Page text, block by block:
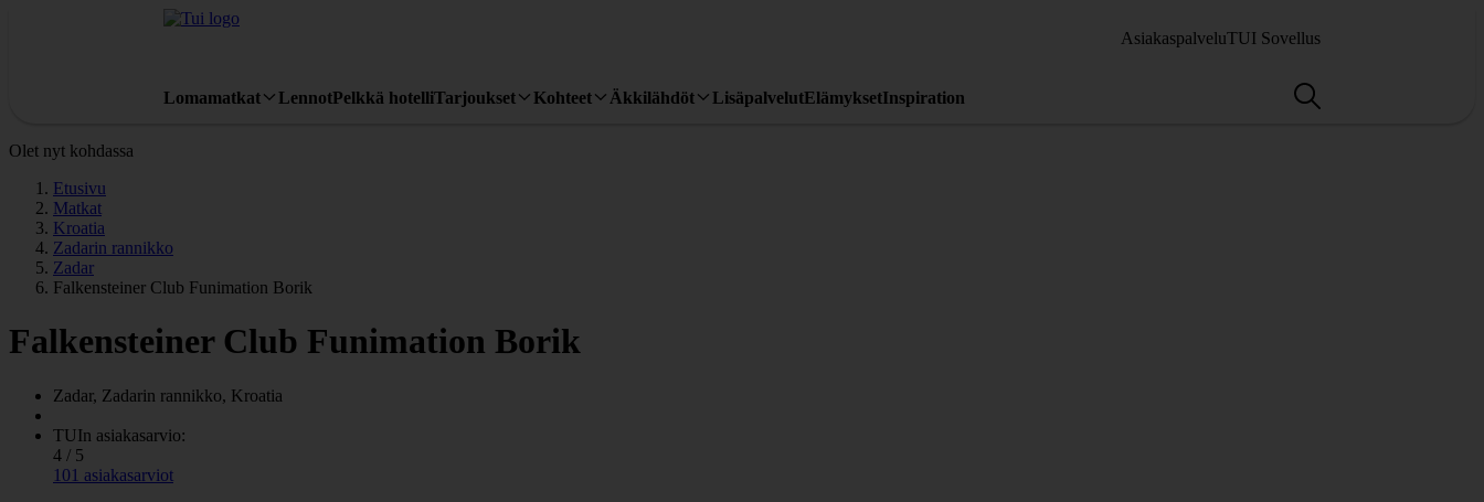
AsiakaspalveluTUI Sovellus
Lomamatkat LennotPelkkä hotelliTarjoukset Kohteet Äkkilähdöt LisäpalvelutElämyksetInspiration
Olet nyt kohdassa
Etusivu
Matkat
Kroatia
Zadarin rannikko
Zadar
Falkensteiner Club Funimation Borik
Falkensteiner Club Funimation Borik
Zadar, Zadarin rannikko, Kroatia
TUIn asiakasarvio:
4 / 5
101 asiakasarviot